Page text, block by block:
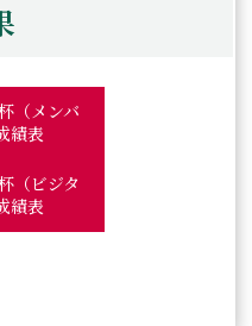
（メンバ
績表
（ビジタ
績表